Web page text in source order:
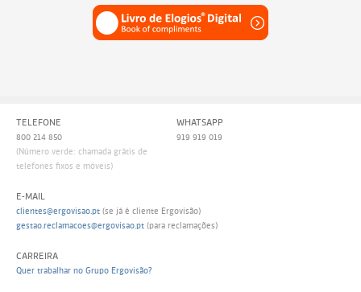
TELEFONE
800 214 850
(Número verde: chamada grátis de
telefones fixos e móveis)
WHATSAPP
919 919 019
E-MAIL
clientes@ergovisao.pt (se já é cliente Ergovisão)
gestao.reclamacoes@ergovisao.pt (para reclamações)
CARREIRA
Quer trabalhar no Grupo Ergovisão?